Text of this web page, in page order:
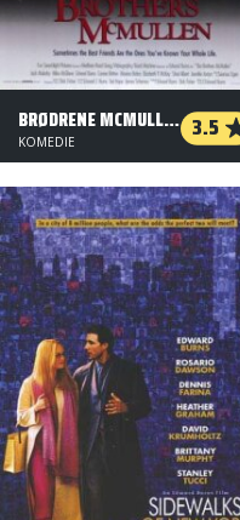
BRØDRENE MCMULLEN 3.5
KOMEDIE